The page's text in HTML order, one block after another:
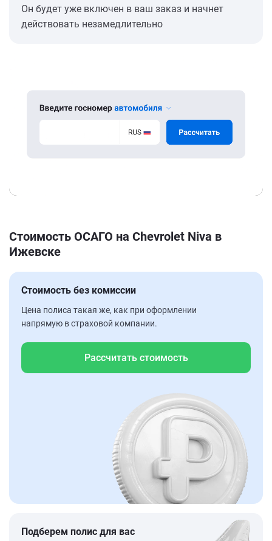
Он будет уже включен в ваш заказ и начнет
действовать незамедлительно
Стоимость ОСАГО на Chevrolet Niva в
Ижевске
Стоимость без комиссии
Цена полиса такая же, как при оформлении
напрямую в страховой компании.
Рассчитать стоимость
Подберем полис для вас